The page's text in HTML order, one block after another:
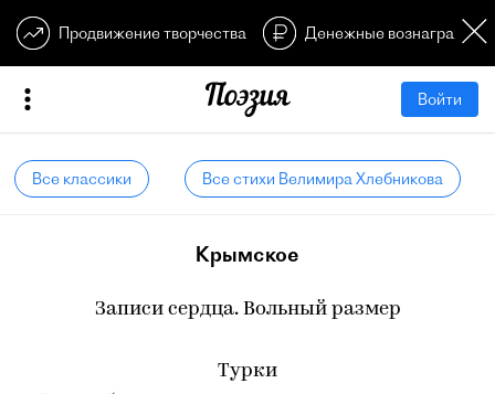
Продвижение творчества Денежные
Войти
Все классики Все стихи Велимира Хлебникова
Крымское
Записи сердца. Вольный размер
Турки